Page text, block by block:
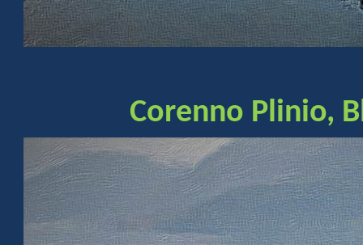
Corenno Plinio,